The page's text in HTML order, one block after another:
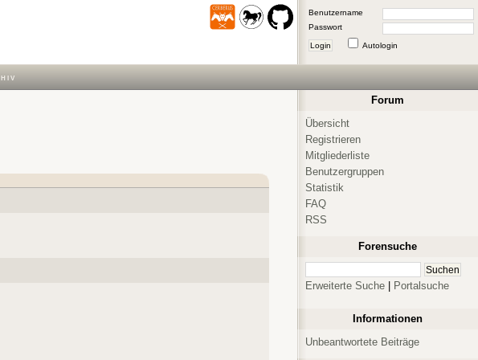
Benutzername
Passwort
Login Autologin
Forum
Übersicht
Registrieren
Mitgliederliste
Benutzergruppen
Statistik
FAQ
RSS
Forensuche
Erweiterte Suche Portalsuche
Informationen
Unbeantwortete Beiträge